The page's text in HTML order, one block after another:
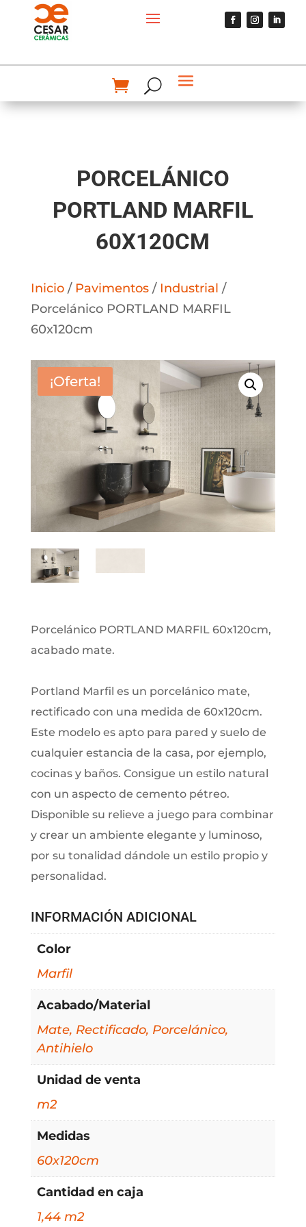
PORCELÁNICO
PORTLAND MARFIL
60X120CM
Inicio/ Pavimentos/ Industrial /
Porcelánico PORTLAND MARFIL
60x120cm
¡Oferta!
Porcelánico PORTLAND MARFIL 60x120cm,
acabado mate.
Portland Marfil es un porcelánico mate,
rectificado con una medida de 60x120cm.
Este modelo es apto para pared y suelo de
cualquier estancia de la casa, por ejemplo,
cocinas y baños. Consigue un estilo natural
con un aspecto de cemento pétreo.
Disponible su relieve a juego para combinar
y crear un ambiente elegante y luminoso,
por su tonalidad dándole un estilo propio y
personalidad.
INFORMACIÓN ADICIONAL
Color
Marfil
Acabado/Material
Mate, Rectificado, Porcelánico,
Antihielo
Unidad de venta
m2
Medidas
60x120cm
Cantidad en caja
1,44 m2